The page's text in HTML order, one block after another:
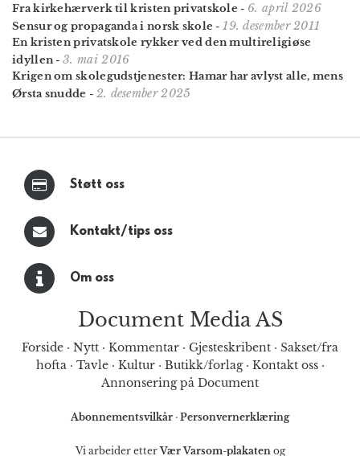
Fra kirkehærverk til kristen privatskole - 6. april 2026
Sensur og propaganda i norsk skole -19. desember 2011
En kristen privatskole rykker ved den multireligiøse
idyllen-3. mai 2016
Krigen om skole­gudstjenester: Hamar har avlyst alle, mens
Ørsta snudde - 2. desember 2025
Støtt oss
Kontakt/tips oss
Om oss
Document Media AS
Forside · Nytt · Kommentar · Gjesteskribent · Sakset/fra
hofta· Tavle· Kultur· Butikk/forlag· Kontakt oss·
Annonsering på Document
Abonnementsvilkår · Personvernerklæring
Vi arbeider etterVær Varsom-plakaten og